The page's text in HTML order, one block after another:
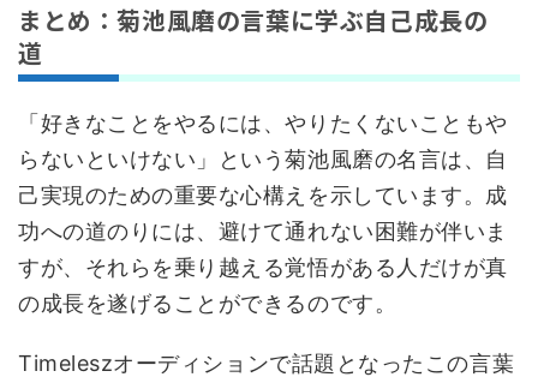
まとめ：菊池風磨の言葉に学ぶ自己成長の
道
「好きなことをやるには、やりたくないこともや
らないといけない」という菊池風磨の名言は、自
己実現のための重要な心構えを示しています。成
功への道のりには、避けて通れない困難が伴いま
すが、それらを乗り越える覚悟がある人だけが真
の成長を遂げることができるのです。
Timeleszオーディションで話題となったこの言葉